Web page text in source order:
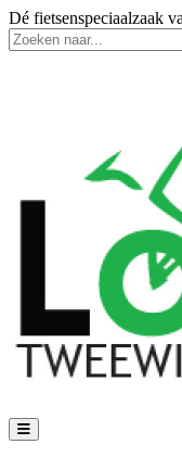
Dé fietsenspeciaalzaak